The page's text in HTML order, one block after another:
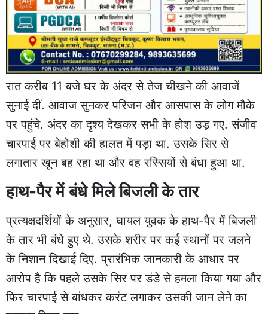
रात करीब 11 बजे घर के अंदर से तेज चीखने की आवाजें
सुनाई दीं. आवाज सुनकर परिजन और आसपास के लोग मौके
पर पहुंचे. अंदर का दृश्य देखकर सभी के होश उड़ गए. संजीव
चारपाई पर बेहोशी की हालत में पड़ा था. उसके सिर से
लगातार खून बह रहा था और वह रस्सियों से बंधा हुआ था.
हाथ-पैर में बंधे मिले बिजली के तार
प्रत्यक्षदर्शियों के अनुसार, घायल युवक के हाथ-पैर में बिजली
के तार भी बंधे हुए थे. उसके शरीर पर कई स्थानों पर जलने
के निशान दिखाई दिए. प्रारंभिक जानकारी के आधार पर
आरोप है कि पहले उसके सिर पर डंडे से हमला किया गया और
फिर चारपाई से बांधकर करंट लगाकर उसकी जान लेने का